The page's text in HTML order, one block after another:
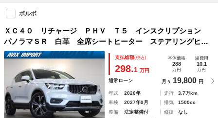
ボルボ
ＸＣ４０ リチャージ ＰＨＶ Ｔ５ インスクリプション
パノラマＳＲ 白革 全席シートヒーター ステアリングヒー
ター ９インチディスプレイ ｈａｒｍａｎ／ｋａｒｄｏｎ
全周カメラ ＡＣＣ ＬＥＤライト 電動Ｒゲート 純正１９
ＡＷ 禁煙
支払総額(税込)
298.1 万円
本体価格
288
万円
諸費用
10.1
万円
通常ローン 月々 19,800 円
年式 2020年 走行
3.7万km
車検
2027年9月 排気
1500cc
整備
法定整備付 修復
なし